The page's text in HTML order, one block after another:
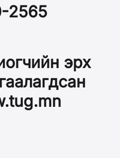
2565
эрх